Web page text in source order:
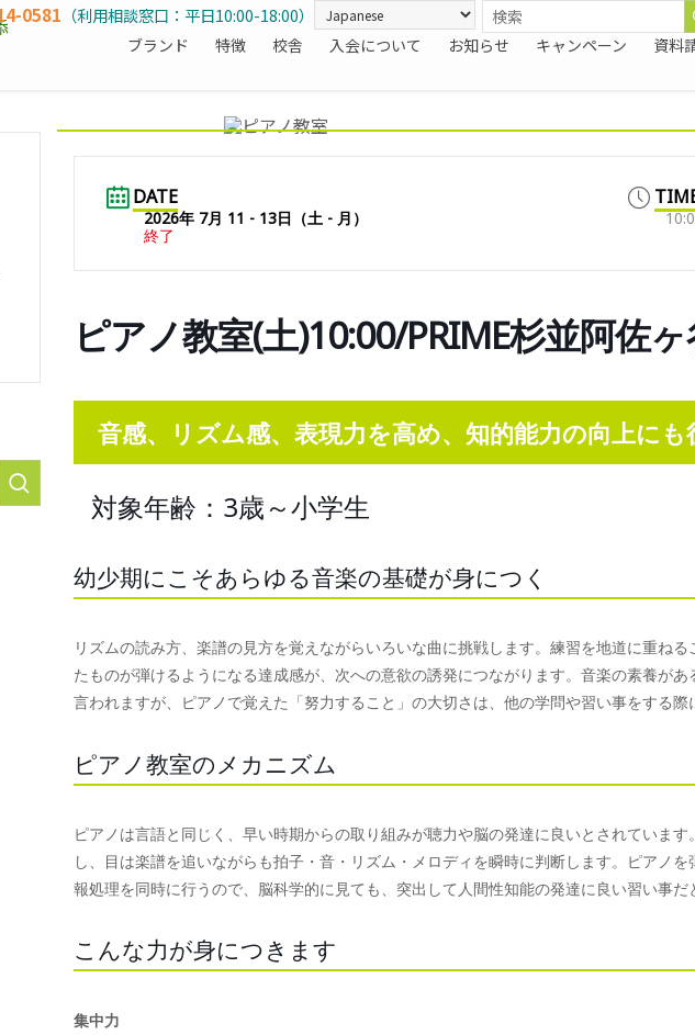
ブランド 特徴 校舎 入会について お知らせ キャンペーン 資料
0581 （利用相談窓口：平日10:00-18:00）
DATE
2026年 7月 11 - 13日（土 - 月）
終了
ピアノ教室(土)10:00/PRIME杉並阿佐
音感、リズム感、表現力を高め、知的能力の向上にも
対象年齢：3歳～小学生
幼少期にこそあらゆる音楽の基礎が身につく
リズムの読み方、楽譜の見方を覚えながらいろいな曲に挑戦します。練習を地道に重ね
たものが弾けるようになる達成感が、次への意欲の誘発につながります。音楽の素養があ
言われますが、ピアノで覚えた「努力すること」の大切さは、他の学問や習い事をする際
ピアノ教室のメカニズム
ピアノは言語と同じく、早い時期からの取り組みが聴力や脳の発達に良いとされていま
し、目は楽譜を追いながらも拍子・音・リズム・メロディを瞬時に判断します。ピアノ
報処理を同時に行うので、脳科学的に見ても、突出して人間性知能の発達に良い習い事だ
こんな力が身につきます
集中力